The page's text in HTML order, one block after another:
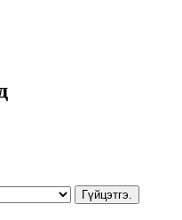
Гүйцэтгэ.